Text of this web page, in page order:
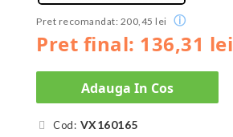
Pret final: 136,31 lei
Pret recomandat: 200,45 lei ⓘ
Adauga In Cos
Cod: VX160165